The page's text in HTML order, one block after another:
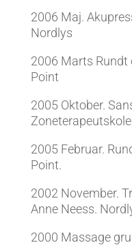
2006 Maj.
Nordlys
2006 Marts
Point
2005 Oktober.
2005 Februar.
Point.
2002 November.
Anne Neess.
2000 Massage